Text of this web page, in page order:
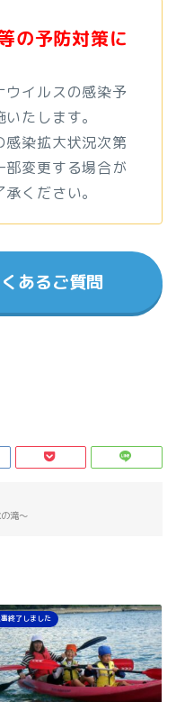
の予防対策に
イルスの感染予
たします。
感染拡大状況次第
変更する場合が
ください。
あるご質問
滝～
終了しました